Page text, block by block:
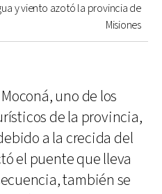
y viento azotó la provincia de
Misiones
uno de los
de la provincia,
a la crecida del
el puente que lleva
también se